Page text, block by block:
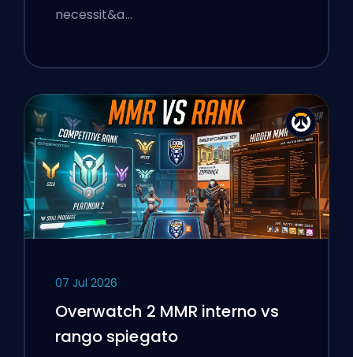
necessit&a…
07 Jul 2026
Overwatch 2 MMR interno vs
rango spiegato